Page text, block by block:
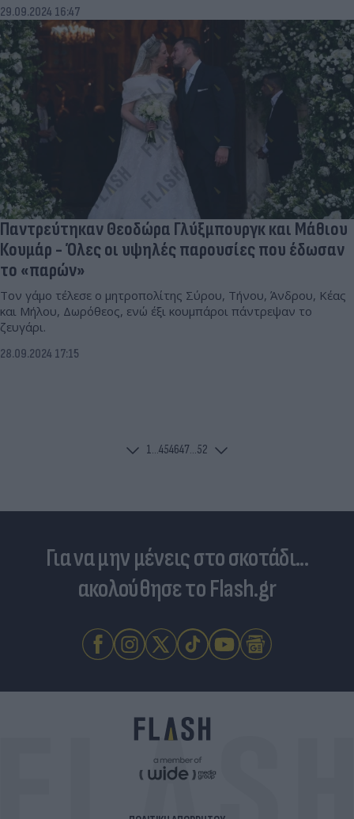
29.09.2024 16:47
Παντρεύτηκαν Θεοδώρα Γλύξμπουργκ και Μάθιου
Κουμάρ - Όλες οι υψηλές παρουσίες που έδωσαν
το «παρών»
Τον γάμο τέλεσε ο μητροπολίτης Σύρου, Τήνου, Άνδρου, Κέας
και Μήλου, Δωρόθεος, ενώ έξι κουμπάροι πάντρεψαν το
ζευγάρι.
28.09.2024 17:15
1...454647...52
Για να μην μένεις στο σκοτάδι...
ακολούθησε το Flash.gr